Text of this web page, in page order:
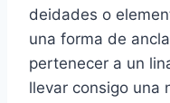
deidades o
una forma de
pertenecer a un
llevar consigo una